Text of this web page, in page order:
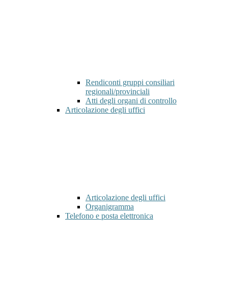
Rendiconti gruppi consiliari
regionali/provinciali
Atti degli organi di controllo
Articolazione degli uffici
Articolazione degli uffici
Organigramma
Telefono e posta elettronica